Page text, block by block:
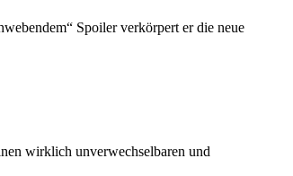
Spoiler verkörpert er die neue
wirklich unverwechselbaren und